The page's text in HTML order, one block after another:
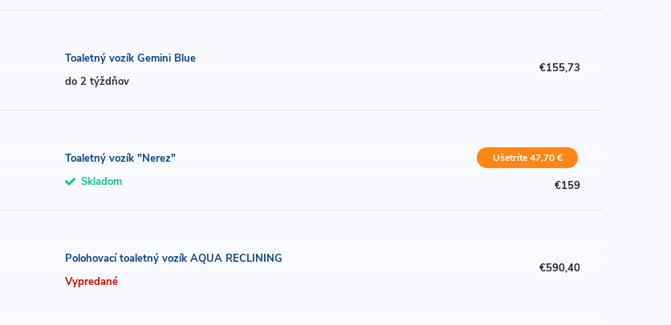
Toaletný vozík Gemini Blue
do 2 týždňov
€155,73
Toaletný vozík "Nerez"
Skladom
Ušetríte 47,70 €
€159
Polohovací toaletný vozík AQUA RECLINING
Vypredané
€590,40